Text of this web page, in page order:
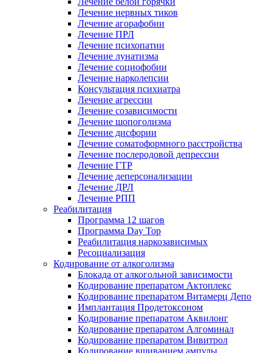
Лечение нервных тиков
Лечение агорафобии
Лечение ПРЛ
Лечение психопатии
Лечение лунатизма
Лечение социофобии
Лечение нарколепсии
Консультация психиатра
Лечение агрессии
Лечение созависимости
Лечение шопоголизма
Лечение дисфории
Лечение соматоформного расстройства
Лечение послеродовой депрессии
Лечение ГТР
Лечение деперсонализации
Лечение ДРЛ
Лечение РПП
Реабилитация
Программа 12 шагов
Программа Day Top
Реабилитация наркозависимых
Ресоциализация
Кодирование от алкоголизма
Блокада от алкогольной зависимости
Кодирование препаратом Актоплекс
Кодирование препаратом Витамерц Депо
Имплантация Продетоксоном
Кодирование препаратом Аквилонг
Кодирование препаратом Алгоминал
Кодирование препаратом Вивитрол